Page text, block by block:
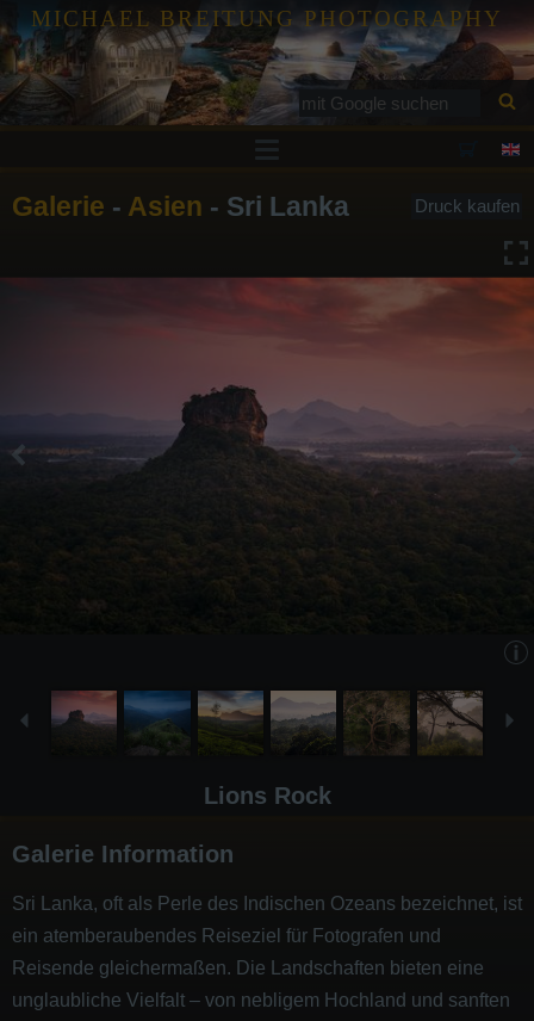
MICHAEL BREITUNG PHOTOGRAPHY
Services
Galerie
Kontakt
Galerie - Asien - Sri Lanka Druck kaufen
Lions Rock
Galerie Information
Sri Lanka, oft als Perle des Indischen Ozeans bezeichnet, ist
ein atemberaubendes Reiseziel für Fotografen und
Reisende gleichermaßen. Die Landschaften bieten eine
unglaubliche Vielfalt – von nebligem Hochland und sanften